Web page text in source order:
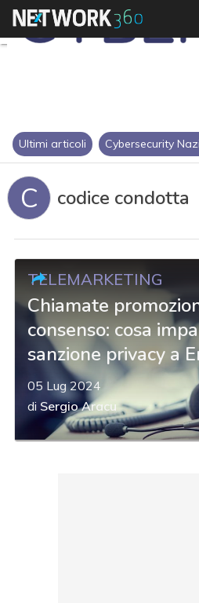
Ultimi articoli Cybersecurity
C codice condotta
TELEMARKETING
Chiamate
consenso: cosa
sanzione privacy a
05 Lug 2024
di Sergio Aracu